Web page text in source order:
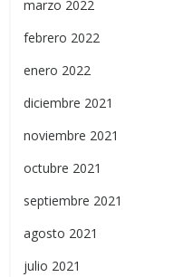
marzo 2022
febrero 2022
enero 2022
diciembre 2021
noviembre 2021
octubre 2021
septiembre 2021
agosto 2021
julio 2021